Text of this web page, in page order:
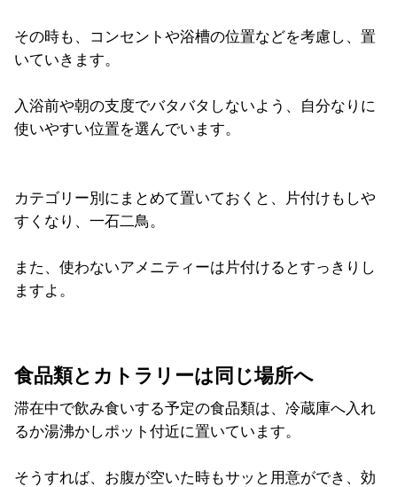
その時も、コンセントや浴槽の位置などを考慮し、置
いていきます。
入浴前や朝の支度でバタバタしないよう、自分なりに
使いやすい位置を選んでいます。
カテゴリー別にまとめて置いておくと、片付けもしや
すくなり、一石二鳥。
また、使わないアメニティーは片付けるとすっきりし
ますよ。
食品類とカトラリーは同じ場所へ
滞在中で飲み食いする予定の食品類は、冷蔵庫へ入れ
るか湯沸かしポット付近に置いています。
そうすれば、お腹が空いた時もサッと用意ができ、効